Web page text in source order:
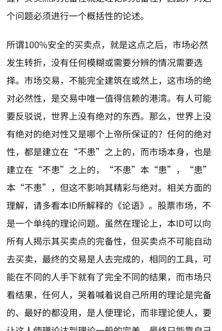
个问题必须进行一个概括性的论述。
所谓100%安全的买卖点，就是这点之后，市场必然
发生转折，没有任何模糊或需要分辨的情况需要选
择。市场交易，不能完全建筑在或然上，这市场的绝
对必然性，是交易中唯一值得信赖的港湾。有人可能
要反驳说，世界上没有绝对的东西。那么，世界上没
有绝对的绝对性又是哪个上帝所保证的？任何的绝对
性，都是建立在“不患”之上的，而市场本身，也是
建立在“不患”之上的，“不患”本“患”，“患”
本“不患”，但这不影响其精彩与绝对。相关方面的
理解，请多看本ID所解释的《论语》。股票市场，不
是一个单纯的理论问题。虽然在理论上，本ID可以向
所有人揭示其买卖点的完备性，但买卖点不可能自动
去买卖，最终的交易是人去完成的，相同的工具，可
能在不同的人手下就有了完全不同的结果，而市场只
看结果，任何人，哭着喊着说自己所用的理论是完备
的、最好的都没用，是人使理论，而非理论使人，要